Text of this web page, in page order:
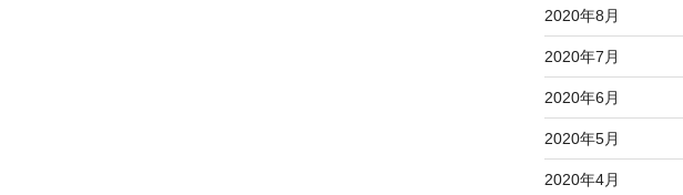
2020年8月
2020年7月
2020年6月
2020年5月
2020年4月